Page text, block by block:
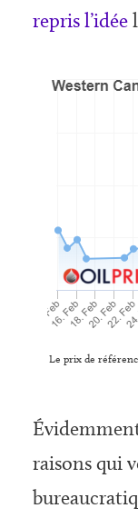
repris l’idée
Le prix de
raisons qui